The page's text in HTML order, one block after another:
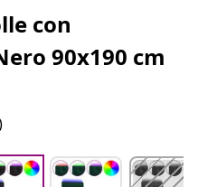
con
90x190 cm